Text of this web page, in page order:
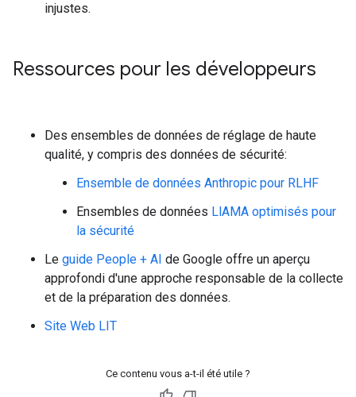
injustes.
Ressources pour les développeurs
Des ensembles de données de réglage de haute
qualité, y compris des données de sécurité:
Ensemble de données Anthropic pour RLHF
Ensembles de données LlAMA optimisés pour
la sécurité
Le guide People + AI de Google offre un aperçu
approfondi d'une approche responsable de la collecte
et de la préparation des données.
Site Web LIT
Ce contenu vous a-t-il été utile ?